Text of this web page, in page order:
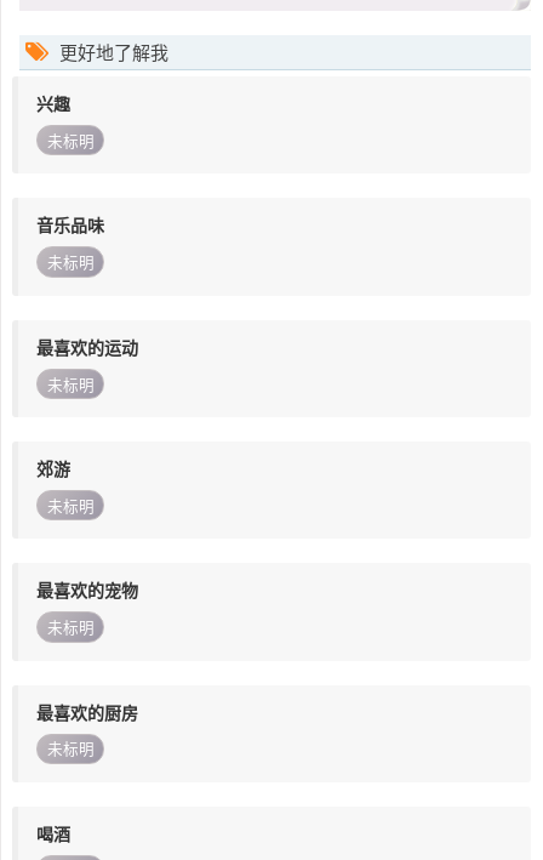
更好地了解我
兴趣
未标明
音乐品味
未标明
最喜欢的运动
未标明
郊游
未标明
最喜欢的宠物
未标明
最喜欢的厨房
未标明
喝酒